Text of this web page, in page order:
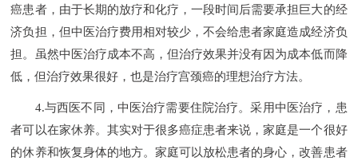
癌患者，由于长期的放疗和化疗，一段时间后需要承担巨大的经
济负担，但中医治疗费用相对较少，不会给患者家庭造成经济负
担。虽然中医治疗成本不高，但治疗效果并没有因为成本低而降
低，但治疗效果很好，也是治疗宫颈癌的理想治疗方法。
4.与西医不同，中医治疗需要住院治疗。采用中医治疗，患
者可以在家休养。其实对于很多癌症患者来说，家庭是一个很好
的休养和恢复身体的地方。家庭可以放松患者的身心，改善患者